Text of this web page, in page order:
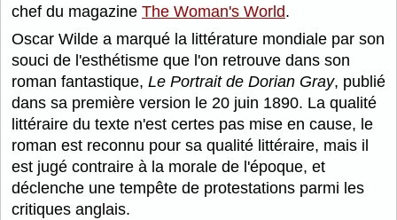
chef du magazine The Woman's World.
Oscar Wilde a marqué la littérature mondiale par son
souci de l'esthétisme que l'on retrouve dans son
roman fantastique, Le Portrait de Dorian Gray, publié
dans sa première version le 20 juin 1890. La qualité
littéraire du texte n'est certes pas mise en cause, le
roman est reconnu pour sa qualité littéraire, mais il
est jugé contraire à la morale de l'époque, et
déclenche une tempête de protestations parmi les
critiques anglais.